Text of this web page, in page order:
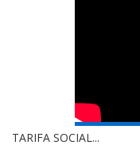
TARIFA SOCIAL...